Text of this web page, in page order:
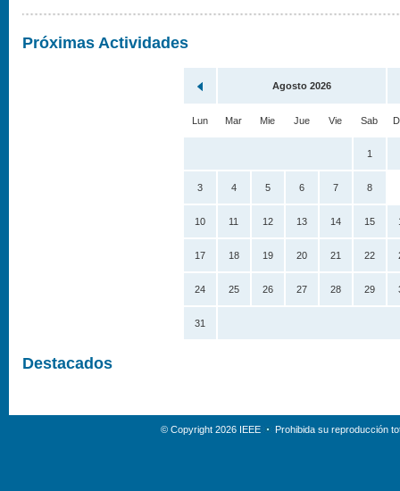
Próximas Actividades
Agosto 2026
Lun Mar Mie Jue Vie Sab
1
3 4 5 6 7 8
10 11 12 13 14 15
17 18 19 20 21 22
24 25 26 27 28 29
31
Destacados
© Copyright 2026 IEEE Prohibida su reproducción